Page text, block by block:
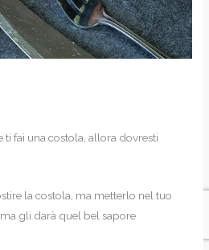
fai una costola, allora dovresti
la costola, ma metterlo nel tuo
gli darà quel bel sapore